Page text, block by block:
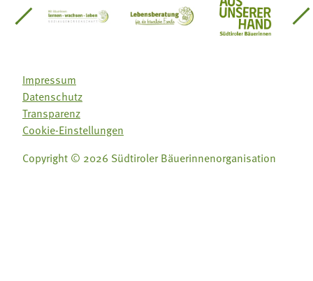
Südtirol
Gärtnervereinigung
Sozialgenossenschaft Mit Bäuerinnen lernen -
Lebensberatung für dieAus unserer
Impressum
Datenschutz
Transparenz
Cookie-Einstellungen
Copyright © 2026 Südtiroler Bäuerinnenorganisation